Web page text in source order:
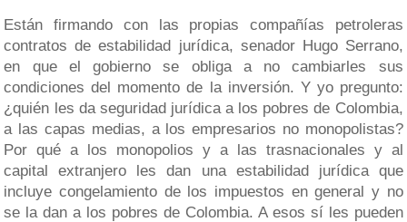
Están firmando con las propias compañías petroleras
contratos de estabilidad jurídica, senador Hugo Serrano,
en que el gobierno se obliga a no cambiarles sus
condiciones del momento de la inversión. Y yo pregunto:
¿quién les da seguridad jurídica a los pobres de Colombia,
a las capas medias, a los empresarios no monopolistas?
Por qué a los monopolios y a las trasnacionales y al
capital extranjero les dan una estabilidad jurídica que
incluye congelamiento de los impuestos en general y no
se la dan a los pobres de Colombia. A esos sí les pueden